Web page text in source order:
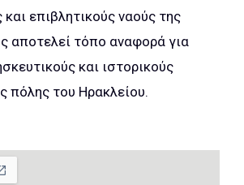
επιβλητικούς ναούς της
αποτελεί τόπο αναφορά για
και ιστορικούς
πόλης του Ηρακλείου.